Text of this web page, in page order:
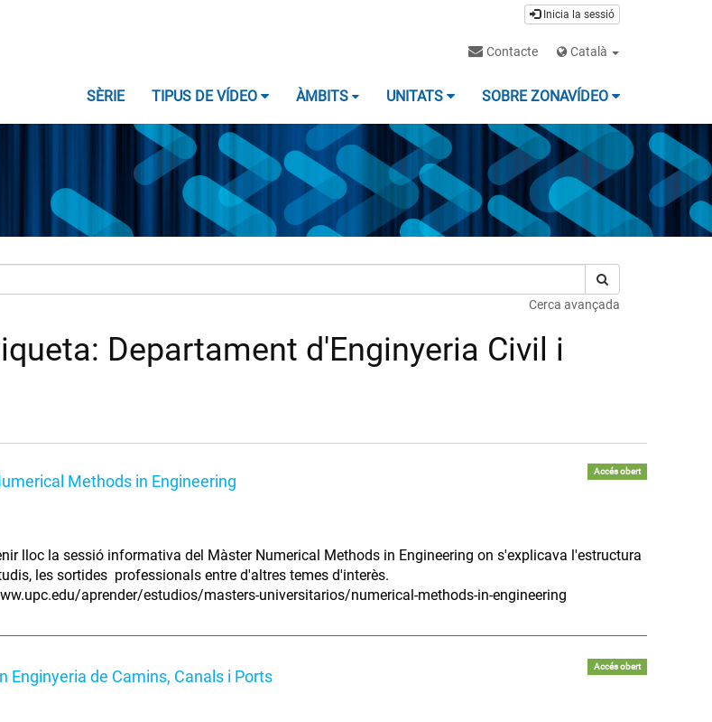
Inicia la sessió
Contacte Català
SÈRIE TIPUS DE VÍDEO ÀMBITS UNITATS SOBRE ZONAVÍDEO
Cerca avançada
Departament d'Enginyeria Civil i
Methods in Engineering
Accés obert
lloc la sessió informativa del Màster Numerical Methods in Engineering on s'explicava l'estructura
les sortides professionals entre d'altres temes d'interès.
aprender/estudios/masters-universitarios/numerical-methods-in-engineering
Enginyeria de Camins, Canals i Ports
Accés obert